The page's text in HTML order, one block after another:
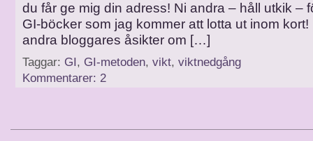
du får ge mig din adress! Ni andra – håll utkik –
GI-böcker som jag kommer att lotta ut inom
andra bloggares åsikter om […]
Taggar: GI, GI-metoden, vikt, viktnedgång
Kommentarer: 2